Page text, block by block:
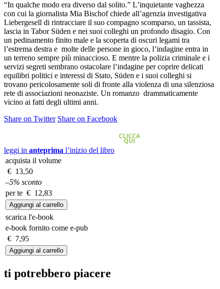
“In qualche modo era diverso dal solito.” L’inquietante vaghezza
con cui la giornalista Mia Bischof chiede all’agenzia investigativa
Liebergesell di rintracciare il suo compagno scomparso, un tassista,
lascia in Tabor Süden e nei suoi colleghi un profondo disagio. Con
un pedinamento finito male e la scoperta di oscuri legami tra
l’estrema destra e molte delle persone in gioco, l’indagine entra in
un terreno sempre più minaccioso. E mentre la polizia criminale e i
servizi segreti sembrano ostacolare l’indagine per coprire delicati
equilibri politici e interessi di Stato, Süden e i suoi colleghi si
trovano pericolosamente soli di fronte alla violenza di una silenziosa
rete di associazioni neonaziste. Un romanzo drammaticamente
vicino ai fatti degli ultimi anni.
Share on Twitter Share on Facebook
leggi in anteprima l’inizio del libro
CLICCA
QUI
acquista il volume
€ 13,50
–5% sconto
per te € 12,83
scarica l'e-book
e-book fornito come e-pub
€ 7,95
ti potrebbero piacere